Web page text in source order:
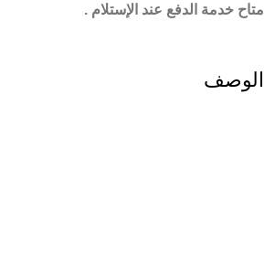
متاح خدمة الدفع عند الإستلام .
الوصف